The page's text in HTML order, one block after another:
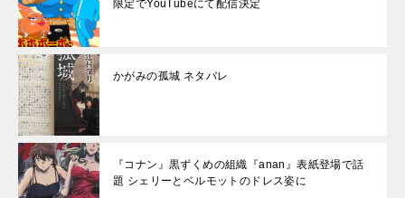
限定でYouTubeにて配信決定
かがみの孤城 ネタバレ
『コナン』黒ずくめの組織『anan』表紙登場で話
題 シェリーとベルモットのドレス姿に